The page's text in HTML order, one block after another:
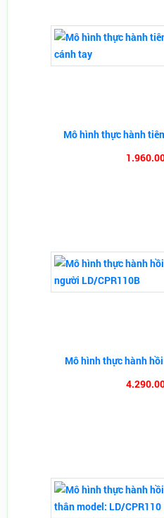
Mô hình thực hành
Mô hình thực hành